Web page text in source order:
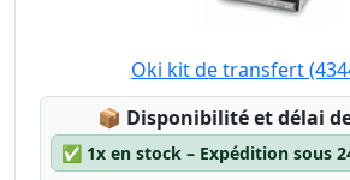
Oki kit de transfert
📦 Lagerstatus:
Disponibilité et délai
✅ 1x en stock – Expédition sous